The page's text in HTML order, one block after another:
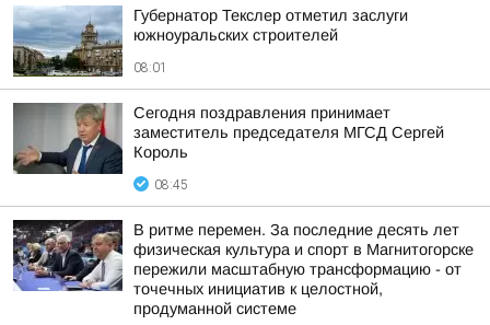
Губернатор Текслер отметил заслуги
южноуральских строителей
08:01
Сегодня поздравления принимает
заместитель председателя МГСД Сергей
Король
08:45
В ритме перемен. За последние десять лет
физическая культура и спорт в Магнитогорске
пережили масштабную трансформацию - от
точечных инициатив к целостной,
продуманной системе